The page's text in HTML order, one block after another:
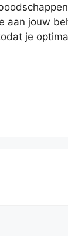
aan jouw
je